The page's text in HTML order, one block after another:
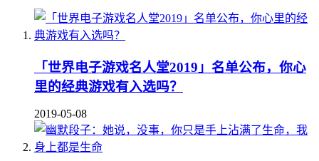
「世界电子游戏名人堂2019」名单公布，你心
里的经典游戏有入选吗？
2019-05-08